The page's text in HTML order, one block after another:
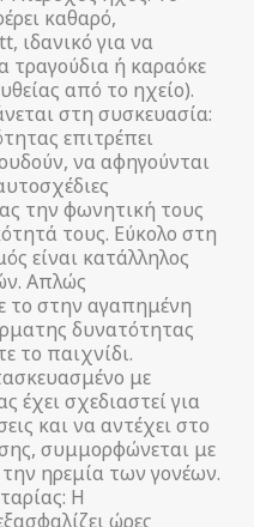
καθαρό,
ιδανικό για να
τραγούδια ή καραόκε
από το ηχείο).
στη συσκευασία:
επιτρέπει
να αφηγούνται
την φωνητική τους
τους. Εύκολο στη
είναι κατάλληλος
Απλώς
το στην αγαπημένη
δυνατότητας
το παιχνίδι.
με
έχει σχεδιαστεί για
και να αντέχει στο
συμμορφώνεται με
ηρεμία των γονέων.
Η
ώρες